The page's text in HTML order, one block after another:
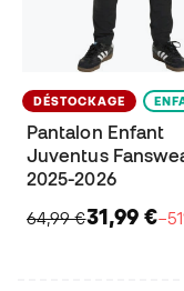
DÉSTOCKAGE
Pantalon Enfant
Juventus
2025-2026
64,99 €31,99 €